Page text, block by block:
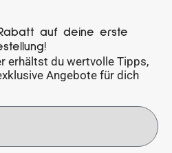
auf deine erste
erhältst du wertvolle Tipps,
Angebote für dich